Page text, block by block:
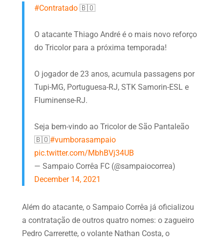
#Contratado🇧🇴
O atacante Thiago André é o mais novo reforço
do Tricolor para a próxima temporada!
O jogador de 23 anos, acumula passagens por
Tupi-MG, Portuguesa-RJ, STK Samorin-ESL e
Fluminense-RJ.
Seja bem-vindo ao Tricolor de São Pantaleão
🇧🇴#vumborasampaio
pic.twitter.com/MbhBVj34UB
— Sampaio Corrêa FC (@sampaiocorrea)
December 14, 2021
Além do atacante, o Sampaio Corrêa já oficializou
a contratação de outros quatro nomes: o zagueiro
Pedro Carrerette, o volante Nathan Costa, o